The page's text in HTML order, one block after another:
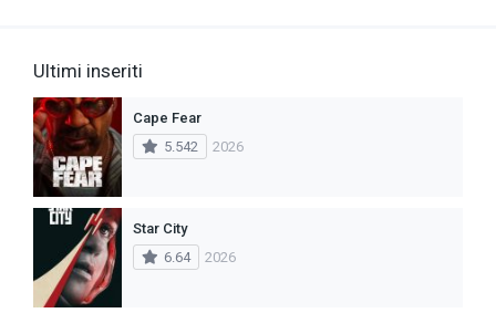
Ultimi inseriti
Cape Fear
5.542
2026
Star City
6.64
2026